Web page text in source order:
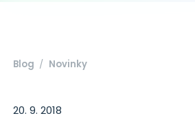
Blog Novinky
20. 9. 2018